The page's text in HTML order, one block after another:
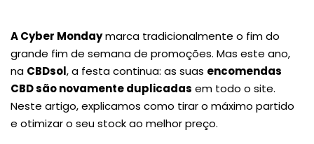
A Cyber Mondaymarca tradicionalmente o fim do
grande fim de semana de promoções. Mas este ano,
na CBDsol, a festa continua: as suas encomendas
CBD são novamente duplicadas em todo o site.
Neste artigo, explicamos como tirar o máximo partido
e otimizar o seu stock ao melhor preço.